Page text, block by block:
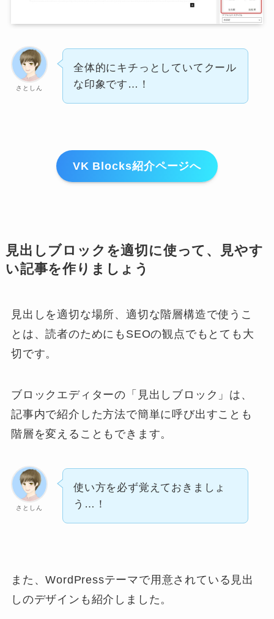
さとしん
全体的にキチっとしていてクール
な印象です…！
VK Blocks紹介ページへ
見出しブロックを適切に使って、見やす
い記事を作りましょう
見出しを適切な場所、適切な階層構造で使うこ
とは、読者のためにもSEOの観点でもとても大
切です。
ブロックエディターの「見出しブロック」は、
記事内で紹介した方法で簡単に呼び出すことも
階層を変えることもできます。
さとしん
使い方を必ず覚えておきましょ
う…！
また、WordPressテーマで用意されている見出
しのデザインも紹介しました。